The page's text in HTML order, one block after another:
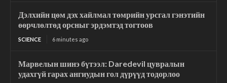
Дэлхийн цөм дэх хайлмал төмрийн урсгал гэнэтийн
өөрчлөлтөд орсныг эрдэмтэд тогтоов
SCIENCE 6 minutes ago
Марвелын шинэ бүтээл: Daredevil цувралын
удахгүй гарах ангиудын гол дүрүүд тодорлоо